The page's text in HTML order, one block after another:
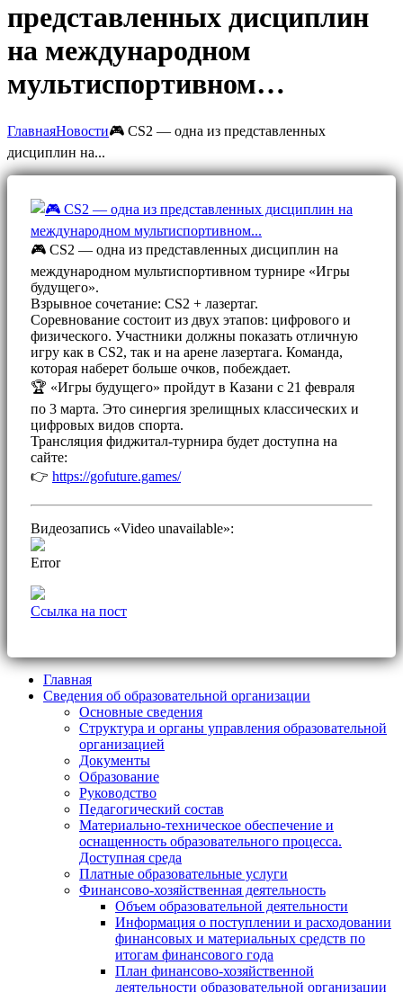
представленных дисциплин
на международном
мультиспортивном…
ГлавнаяНовости🎮 CS2 — одна из представленных
дисциплин на...
🎮 CS2 — одна из представленных дисциплин на
международном мультиспортивном турнире «Игры
будущего».
Взрывное сочетание: CS2 + лазертаг.
Соревнование состоит из двух этапов: цифрового и
физического. Участники должны показать отличную
игру как в CS2, так и на арене лазертага. Команда,
которая наберет больше очков, побеждает.
🏆 «Игры будущего» пройдут в Казани с 21 февраля
по 3 марта. Это синергия зрелищных классических и
цифровых видов спорта.
Трансляция фиджитал-турнира будет доступна на
сайте:
👉 https://gofuture.games/
Видеозапись «Video unavailable»:
Error
Ссылка на пост
Главная
Сведения об образовательной организации
Основные сведения
Структура и органы управления образовательной
организацией
Документы
Образование
Руководство
Педагогический состав
Материально-техническое обеспечение и
оснащенность образовательного процесса.
Доступная среда
Платные образовательные услуги
Финансово-хозяйственная деятельность
Объем образовательной деятельности
Информация о поступлении и расходовании
финансовых и материальных средств по
итогам финансового года
План финансово-хозяйственной
деятельности образовательной организации